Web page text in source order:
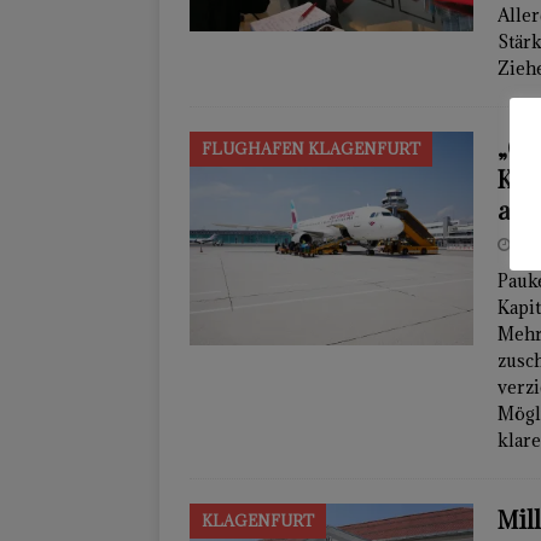
FLUGHAFEN KLAGENFURT
auf
KLAGENFURT